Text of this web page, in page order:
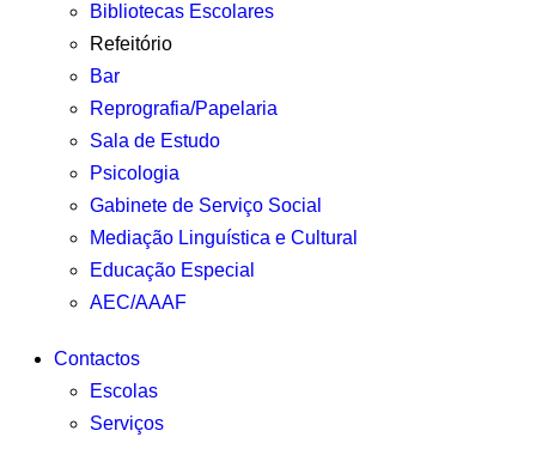
Bibliotecas Escolares
Refeitório
Bar
Reprografia/Papelaria
Sala de Estudo
Psicologia
Gabinete de Serviço Social
Mediação Linguística e Cultural
Educação Especial
AEC/AAAF
Contactos
Escolas
Serviços